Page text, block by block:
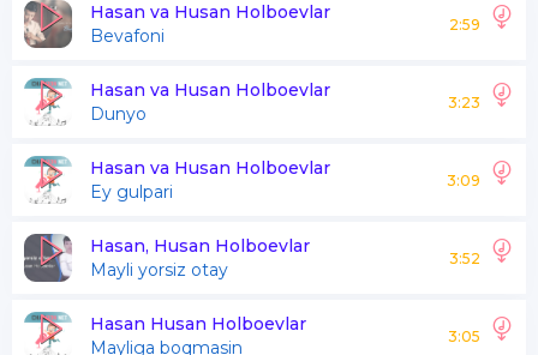
Hasan va Husan Holboevlar
Bevafoni
2:59
Hasan va Husan Holboevlar
Dunyo
3:23
Hasan va Husan Holboevlar
Ey gulpari
3:09
Hasan, Husan Holboevlar
Mayli yorsiz otay
3:52
Hasan Husan Holboevlar
Mayliga boqmasin
3:05